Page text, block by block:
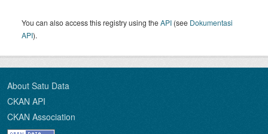
You can also access this registry using theAPI (see Dokumentasi
API).
About Satu Data
CKAN API
CKAN Association